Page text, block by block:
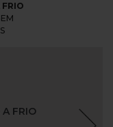
FRIO
A FRIO